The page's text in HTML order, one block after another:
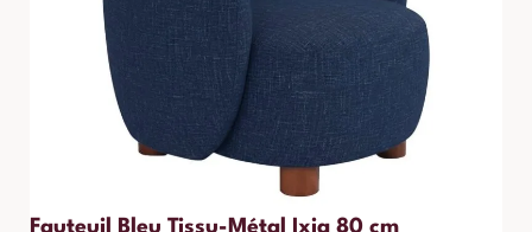
Fauteuil Bleu Tissu-Métal Ixia 80 cm